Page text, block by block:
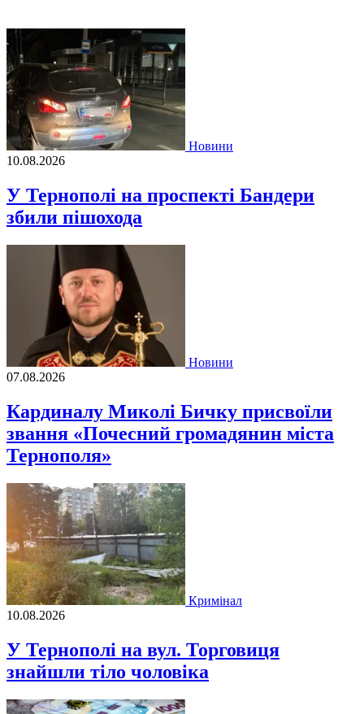
Новини
10.08.2026
У Тернополі на проспекті Бандери
збили пішохода
Новини
07.08.2026
Кардиналу Миколі Бичку присвоїли
звання «Почесний громадянин міста
Тернополя»
Кримінал
10.08.2026
У Тернополі на вул. Торговиця
знайшли тіло чоловіка